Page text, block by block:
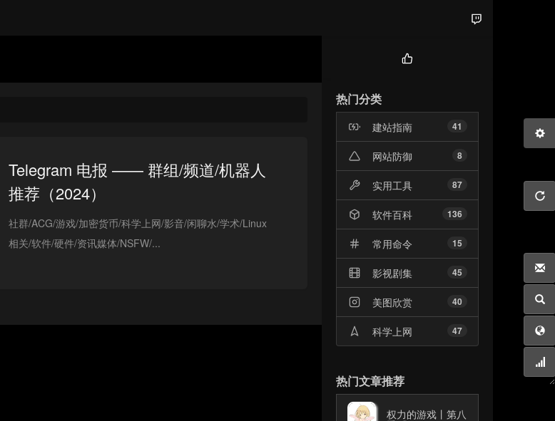
Telegram 电报 —— 群组/频道/机器人
推荐（2024）
社群/ACG/游戏/加密货币/科学上网/影音/闲聊水/学术/Linux
相关/软件/硬件/资讯媒体/NSFW/...
章
热门分类
41
建站指南
8
网站防御
87
实用工具
136
软件百科
15
常用命令
45
影视剧集
40
美图欣赏
47
科学上网
热门文章推荐
权力的游戏丨第八